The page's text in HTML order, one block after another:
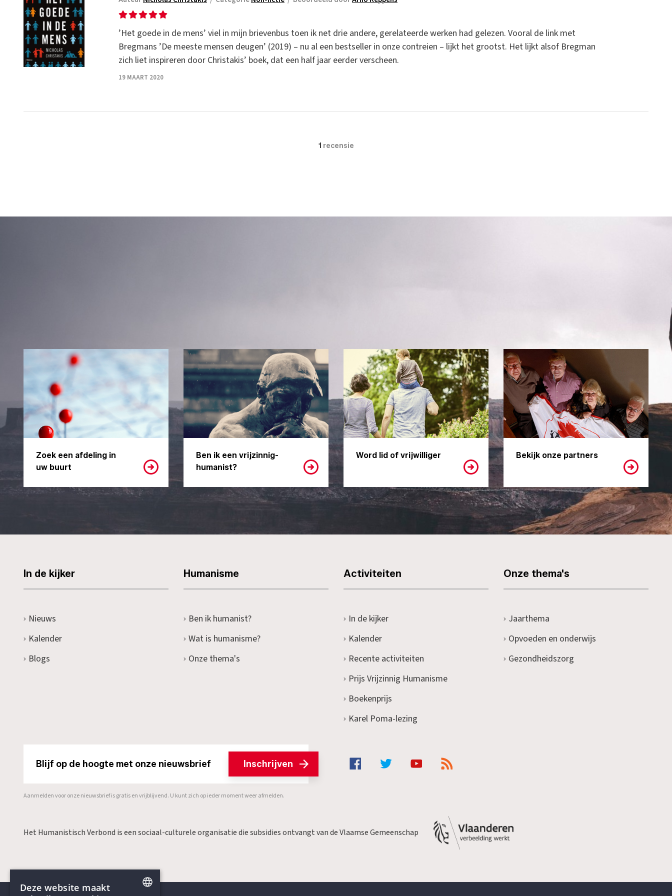
’Het goede in de mens’ viel in mijn brievenbus toen ik net drie andere, gerelateerde werken had gelezen. Vooral de link met
Bregmans ’De meeste mensen deugen’ (2019) – nu al een bestseller in onze contreien – lijkt het grootst. Het lijkt alsof Bregman
zich liet inspireren door Christakis’ boek, dat een half jaar eerder verscheen.
19 MAART 2020
1 recensie
Zoek een afdeling in
uw buurt
Ben ik een vrijzinnig-
humanist?
Word lid of vrijwilliger Bekijk onze partners
In de kijker
Nieuws
Kalender
Blogs
Humanisme
Ben ik humanist?
Wat is humanisme?
Onze thema's
Activiteiten
In de kijker
Kalender
Recente activiteiten
Prijs Vrijzinnig Humanisme
Boekenprijs
Karel Poma-lezing
Onze thema's
Jaarthema
Opvoeden en onderwijs
Gezondheidszorg
Blijf op de hoogte met onze nieuwsbrief Inschrijven
Aanmelden voor onze nieuwsbrief is gratis en vrijblijvend. U kunt zich op ieder moment weer afmelden.
Het Humanistisch Verbond is een sociaal-culturele organisatie die subsidies ontvangt van de Vlaamse Gemeenschap
Deze website maakt